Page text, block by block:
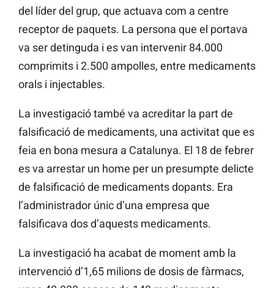
del líder del grup, que actuava com a centre
receptor de paquets. La persona que el portava
va ser detinguda i es van intervenir 84.000
comprimits i 2.500 ampolles, entre medicaments
orals i injectables.
La investigació també va acreditar la part de
falsificació de medicaments, una activitat que es
feia en bona mesura a Catalunya. El 18 de febrer
es va arrestar un home per un presumpte delicte
de falsificació de medicaments dopants. Era
l’administrador únic d’una empresa que
falsificava dos d’aquests medicaments.
La investigació ha acabat de moment amb la
intervenció d’1,65 milions de dosis de fàrmacs,